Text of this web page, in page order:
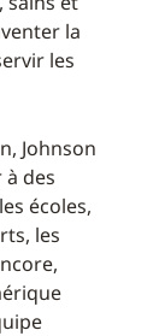
la
les
Johnson
des
écoles,
les